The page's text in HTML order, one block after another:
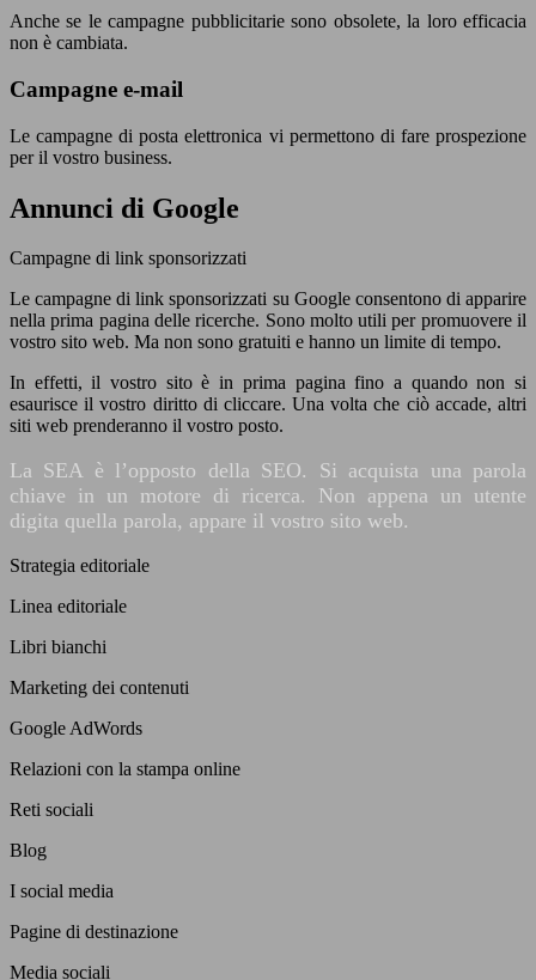
Anche se le campagne pubblicitarie sono obsolete, la loro efficacia
non è cambiata.
Campagne e-mail
Le campagne di posta elettronica vi permettono di fare prospezione
per il vostro business.
Annunci di Google
Campagne di link sponsorizzati
Le campagne di link sponsorizzati su Google consentono di apparire
nella prima pagina delle ricerche. Sono molto utili per promuovere il
vostro sito web. Ma non sono gratuiti e hanno un limite di tempo.
In effetti, il vostro sito è in prima pagina fino a quando non si
esaurisce il vostro diritto di cliccare. Una volta che ciò accade, altri
siti web prenderanno il vostro posto.
La SEA è l’opposto della SEO. Si acquista una parola
chiave in un motore di ricerca. Non appena un utente
digita quella parola, appare il vostro sito web.
Strategia editoriale
Linea editoriale
Libri bianchi
Marketing dei contenuti
Google AdWords
Relazioni con la stampa online
Reti sociali
Blog
I social media
Pagine di destinazione
Media sociali